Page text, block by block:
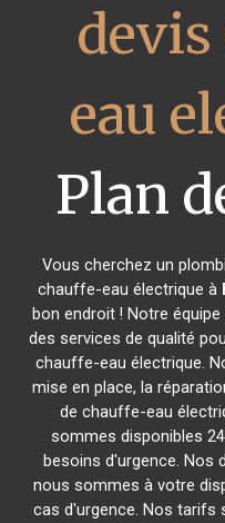
devis
eau
Plan
Vous cherchez un
chauffe-eau électrique à
bon endroit ! Notre
des services de qualité
chauffe-eau électrique.
mise en place, la
de chauffe-eau
sommes disponibles
besoins d'urgence. Nos
nous sommes à votre
cas d'urgence. Nos